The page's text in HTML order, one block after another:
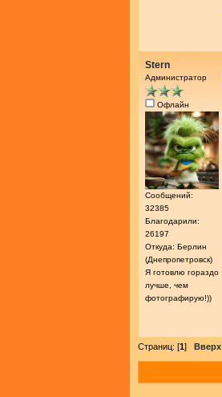
Stern
Администратор
Офлайн
Сообщений:
32385
Благодарили:
26197
Откуда: Берлин
(Днепропетровск)
Я готовлю гораздо
лучше, чем
фотографирую!))
Страниц: [1] Вверх